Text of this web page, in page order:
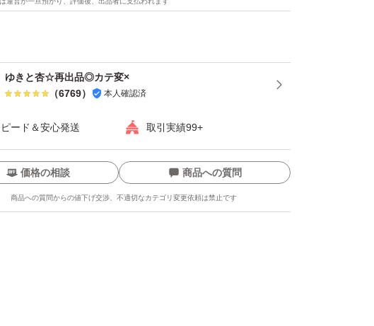
：KIRKLAND signature
ゆきと杏☆再出品◎カテ変×
（6769） 本人確認済
ピード＆安心発送 取引実績99+
ています
ーザーです
実績があります
価格の相談 商品への質問
商品への質問からの値下げ交渉、不適切なカテゴリ変更依頼は禁止です